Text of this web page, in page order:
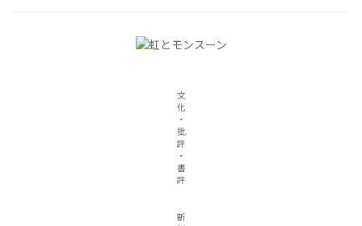
文
化
・
批
評
・
書
評
新